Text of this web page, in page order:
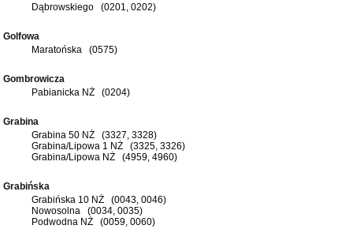
Dąbrowskiego (0201, 0202)
Golfowa
Maratońska (0575)
Gombrowicza
Pabianicka NŻ (0204)
Grabina
Grabina 50 NŻ (3327, 3328)
Grabina/Lipowa 1 NŻ (3325, 3326)
Grabina/Lipowa NŻ (4959, 4960)
Grabińska
Grabińska 10 NŻ (0043, 0046)
Nowosolna (0034, 0035)
Podwodna NŻ (0059, 0060)